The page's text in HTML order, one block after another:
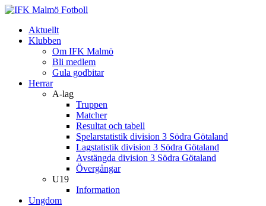
Aktuellt
Klubben
Om IFK Malmö
Bli medlem
Gula godbitar
Herrar
A-lag
Truppen
Matcher
Resultat och tabell
Spelarstatistik division 3 Södra Götaland
Lagstatistik division 3 Södra Götaland
Avstängda division 3 Södra Götaland
Övergångar
U19
Information
Ungdom